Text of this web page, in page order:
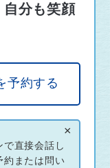
分も笑顔
予約する
×
で直接会話し
約または問い